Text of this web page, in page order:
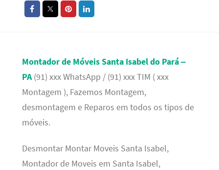
Montador de Móveis Santa Isabel do Pará –
PA(91) xxx WhatsApp / (91) xxx TIM ( xxx
Montagem ), Fazemos Montagem,
desmontagem e Reparos em todos os tipos de
móveis.
Desmontar Montar Moveis Santa Isabel,
Montador de Moveis em Santa Isabel,